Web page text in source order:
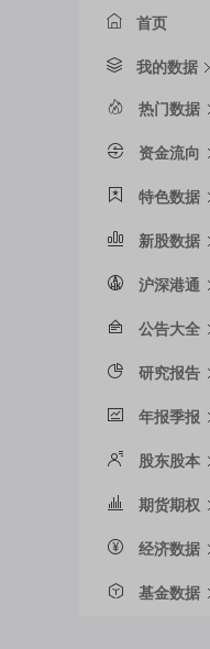
首页
我的数据
热门数据
资金流向
特色数据
新股数据
沪深港通
公告大全
研究报告
年报季报
股东股本
期货期权
经济数据
基金数据